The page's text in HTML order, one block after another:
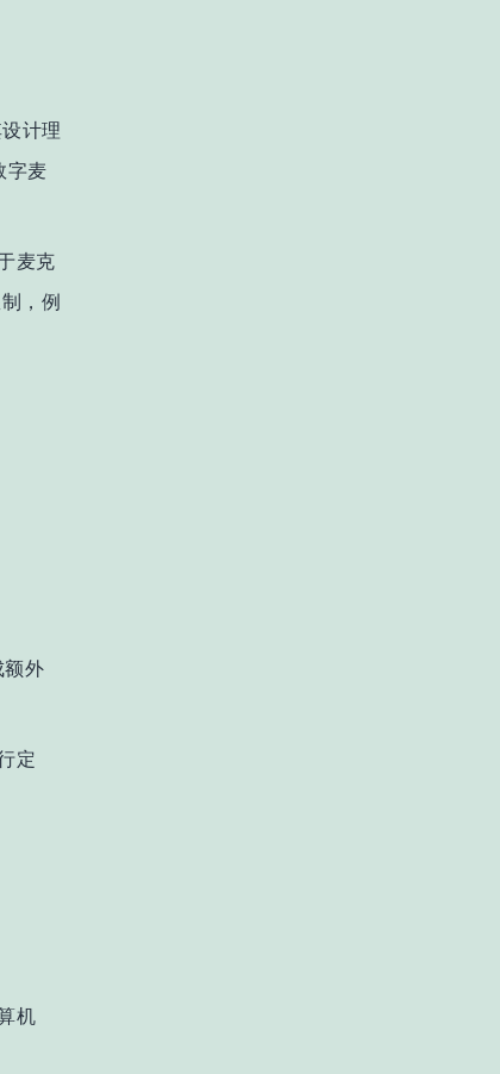
计理
字麦
麦克
，例
外
定
机